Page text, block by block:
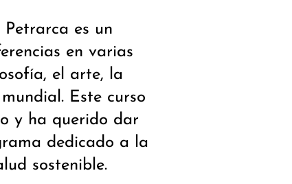
es un
en varias
el arte, la
Este curso
y ha querido dar
dedicado a la
sostenible.